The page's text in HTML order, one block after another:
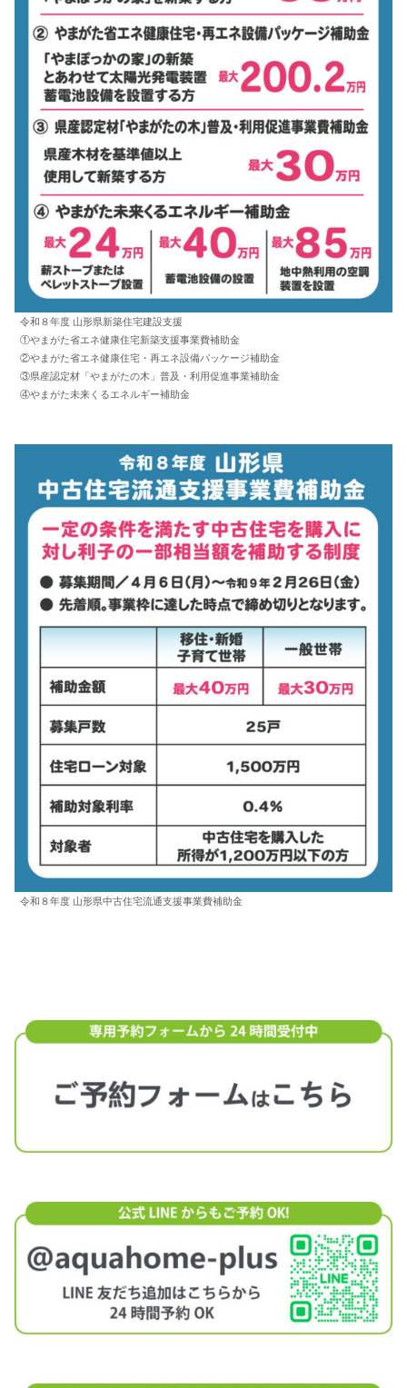
令和８年度 山形県新築住宅建設支援
①やまがた省エネ健康住宅新築支援事業費補助金
②やまがた省エネ健康住宅・再エネ設備パッケージ補助金
③県産認定材「やまがたの木」普及・利用促進事業補助金
④やまがた未来くるエネルギー補助金
令和８年度 山形県中古住宅流通支援事業費補助金